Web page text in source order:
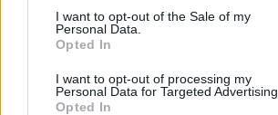
consent section.
I want to opt-out of the Sale of my
Personal Data.
Opted In
I want to opt-out of processing my
Personal Data for Targeted Advertising.
Opted In